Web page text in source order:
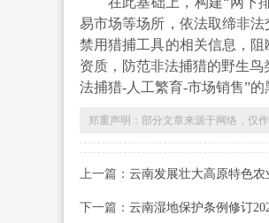
易市场等场所，依法取缔非
禁用猎捕工具的相关信息，
资质，防范非法捕猎的野生
法捕猎-人工繁育-市场销售”的
郑重声明：部分文章来源于网络，仅
上一篇： 云南发展壮大高原特色农
下一篇： 云南湿地保护条例修订